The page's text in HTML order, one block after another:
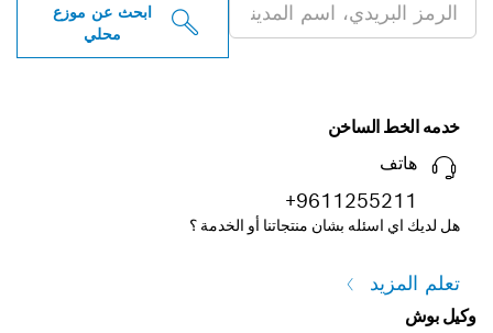
ابحث عن موزع
محلي
خدمه الخط الساخن
هاتف
+9611255211
هل لديك اي اسئله بشان منتجاتنا أو الخدمة ؟
تعلم المزيد
وكيل بوش